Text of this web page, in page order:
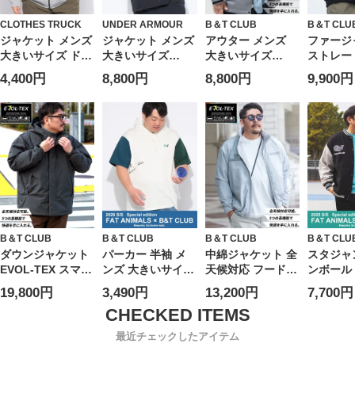
CLOTHES TRUCK
ジャケット メンズ
大きいサイズ ドラ
イ UV対策 消臭抗
菌 コンパクト フ
ルジップ ブルゾン
アウター 羽織 春
夏 持ち歩き
4,400円
UNDER ARMOUR
ジャケット メンズ
大きいサイズ
FITTED STORM
UPF40 メッシュ切
り替え フルジップ
アウター ブルゾン
スタンド スポーツ
8,800円
B＆T CLUB
アウター メンズ
大きいサイズ
EVOL-TEX ストレ
ッチ 撥水 防風 防
花粉 ジャケット
フルジップ ブルゾ
ン スタンド UVカ
ット スポーツ 春
8,800円
B＆T
ファー
ストレ
フルジ
ー ブル
防寒 大
メンズ
9,900円
B＆T CLUB
ダウンジャケット
EVOL-TEX スマー
ト フルジップ ミ
ドルパーカー アウ
19,800円
B＆T CLUB
パーカー 半袖 メ
ンズ 大きいサイズ
FAT ANIMALS 接
触冷感 クジラ Tパ
ーカー トップス
フード プリント
プルオーバー 春
3,490円
B＆T CLUB
中綿ジャケット 全
天候対応 フード収
納 EVOL-TEX
LEVEL7 アウター
ブルゾン 無地 多
機能 大きいサイズ
メンズ
13,200円
B＆T
スタジ
ンボー
ッペン
ー ジャ
7,700円
最近チェックしたアイテム